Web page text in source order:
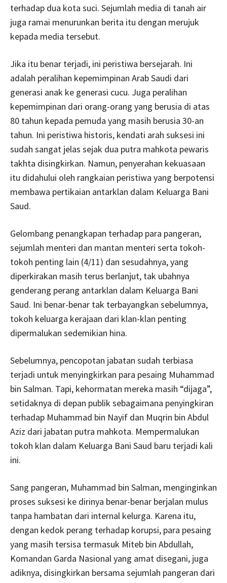
terhadap dua kota suci. Sejumlah media di tanah air
juga ramai menurunkan berita itu dengan merujuk
kepada media tersebut.
Jika itu benar terjadi, ini peristiwa bersejarah. Ini
adalah peralihan kepemimpinan Arab Saudi dari
generasi anak ke generasi cucu. Juga peralihan
kepemimpinan dari orang-orang yang berusia di atas
80 tahun kepada pemuda yang masih berusia 30-an
tahun. Ini peristiwa historis, kendati arah suksesi ini
sudah sangat jelas sejak dua putra mahkota pewaris
takhta disingkirkan. Namun, penyerahan kekuasaan
itu didahului oleh rangkaian peristiwa yang berpotensi
membawa pertikaian antarklan dalam Keluarga Bani
Saud.
Gelombang penangkapan terhadap para pangeran,
sejumlah menteri dan mantan menteri serta tokoh-
tokoh penting lain (4/11) dan sesudahnya, yang
diperkirakan masih terus berlanjut, tak ubahnya
genderang perang antarklan dalam Keluarga Bani
Saud. Ini benar-benar tak terbayangkan sebelumnya,
tokoh keluarga kerajaan dari klan-klan penting
dipermalukan sedemikian hina.
Sebelumnya, pencopotan jabatan sudah terbiasa
terjadi untuk menyingkirkan para pesaing Muhammad
bin Salman. Tapi, kehormatan mereka masih “dijaga”,
setidaknya di depan publik sebagaimana penyingkiran
terhadap Muhammad bin Nayif dan Muqrin bin Abdul
Aziz dari jabatan putra mahkota. Mempermalukan
tokoh klan dalam Keluarga Bani Saud baru terjadi kali
ini.
Sang pangeran, Muhammad bin Salman, menginginkan
proses suksesi ke dirinya benar-benar berjalan mulus
tanpa hambatan dari internal kelurga. Karena itu,
dengan kedok perang terhadap korupsi, para pesaing
yang masih tersisa termasuk Miteb bin Abdullah,
Komandan Garda Nasional yang amat disegani, juga
adiknya, disingkirkan bersama sejumlah pangeran dari